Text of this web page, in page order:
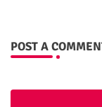
POST A